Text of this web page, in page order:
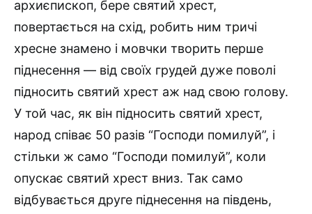
архиєпископ, бере святий хрест,
повертається на схід, робить ним тричі
хресне знамено і мовчки творить перше
піднесення — від своїх грудей дуже поволі
підносить святий хрест аж над свою голову.
У той час, як він підносить святий хрест,
народ співає 50 разів “Господи помилуй”, і
стільки ж само “Господи помилуй”, коли
опускає святий хрест вниз. Так само
відбувається друге піднесення на південь,